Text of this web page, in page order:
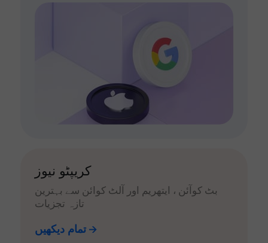
کریپٹو نیوز
بٹ کوآئن ، ایتھریم اور آلٹ کوائن سے بہترین
تازہ تجزیات
تمام دیکھیں